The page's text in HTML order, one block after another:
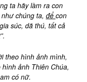
ta hãy làm ra con
chúng ta, để con
súc, dã thú, tất cả
theo hình ảnh mình,
ảnh Thiên Chúa,
có nữ.